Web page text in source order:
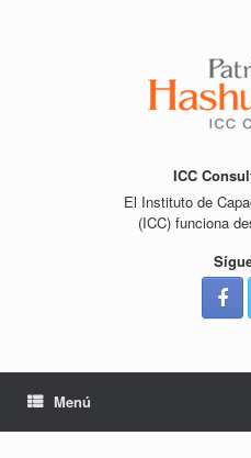
ICC
El Instituto de
(ICC) funciona
Menú